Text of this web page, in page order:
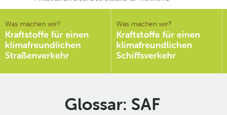
Mittelstandsverband
abfallbasierter
Kraftstoffe e.V.
MVaK
Was machen wir?
Kraftstoffe für einen
klimafreundlichen
Straßenverkehr
Was machen wir?
Kraftstoffe für einen
klimafreundlichen
Schiffsverkehr
SAF